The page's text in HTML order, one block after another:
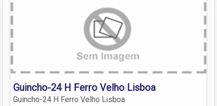
Guincho-24 H Ferro Velho Lisboa
Guincho-24 H Ferro Velho Lisboa